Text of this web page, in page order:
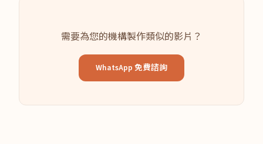
需要為您的機構製作類似的影片？
WhatsApp 免費諮詢